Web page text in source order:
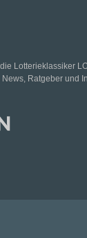
Lotterieklassiker
Ratgeber und